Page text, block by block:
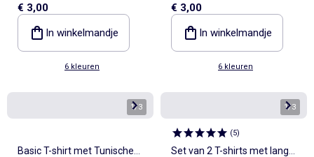
mouwen
€ 3,00
In winkelmandje
6 kleuren
mouw
€ 3,00
In winkelmandje
6 kleuren
1/3
Basic T-shirt met Tunische
1/3
(5)
Set van 2 T-shirts met lange